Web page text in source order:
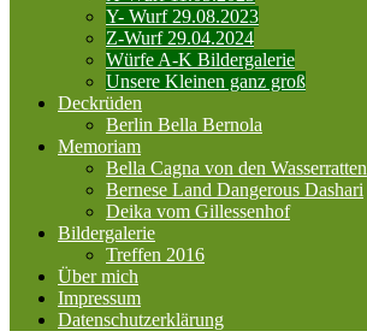
Y- Wurf 29.08.2023
Z-Wurf 29.04.2024
Würfe A-K Bildergalerie
Unsere Kleinen ganz groß
Deckrüden
Berlin Bella Bernola
Memoriam
Bella Cagna von den Wasserratten
Bernese Land Dangerous Dashari
Deika vom Gillessenhof
Bildergalerie
Treffen 2016
Über mich
Impressum
Datenschutzerklärung